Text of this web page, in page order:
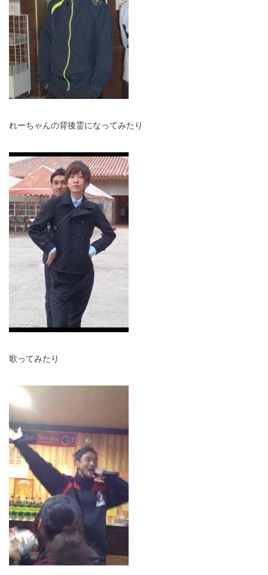
れーちゃんの背後霊になってみたり
歌ってみたり